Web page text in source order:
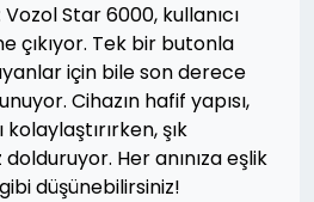
Vozol Star 6000, kullanıcı
çıkıyor. Tek bir butonla
için bile son derece
Cihazın hafif yapısı,
kolaylaştırırken, şık
Her anınıza eşlik
düşünebilirsiniz!